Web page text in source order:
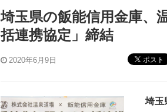
埼玉県の飯能信用金庫、
括連携協定」締結
2020年6月9日 ポスト
埼玉